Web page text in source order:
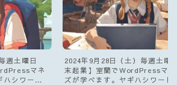
週土曜日
マネ
ハシワード
2024年9月28日（土）毎週土曜
末起業】室蘭でWordPressマ
ズが学べます。ヤギハシワード